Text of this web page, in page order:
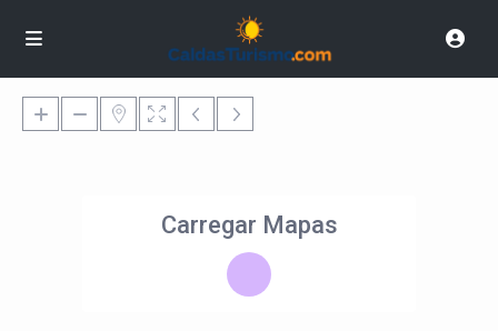
Carregar Mapas